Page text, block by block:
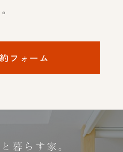
フォーム